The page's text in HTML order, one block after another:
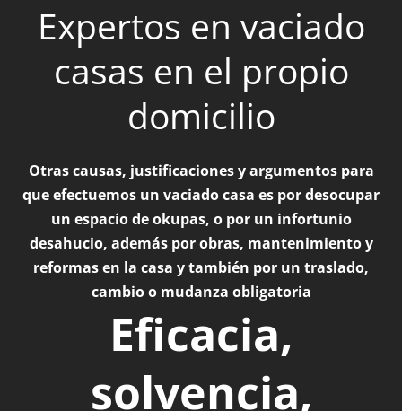
Expertos en vaciado
casas en el propio
domicilio
Otras causas, justificaciones y argumentos para
que efectuemos un vaciado casa es por desocupar
un espacio de okupas, o por un infortunio
desahucio, además por obras, mantenimiento y
reformas en la casa y también por un traslado,
cambio o mudanza obligatoria
Eficacia,
solvencia,